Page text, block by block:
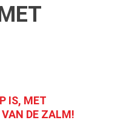
IS, MET
DE ZALM!